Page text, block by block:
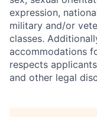
expression,
military and/or
classes.
accommodations
respects
and other legal